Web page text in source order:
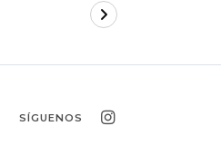
SÍGUENOS